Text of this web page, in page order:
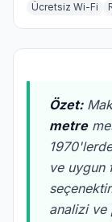
Ücretsiz Wi-Fi
Özet:
metre
ve uygun
analizi ve